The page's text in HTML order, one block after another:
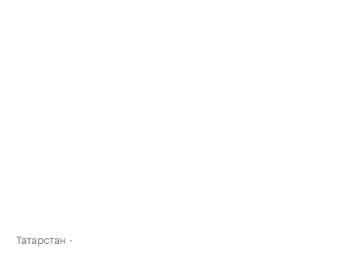
Татарстан